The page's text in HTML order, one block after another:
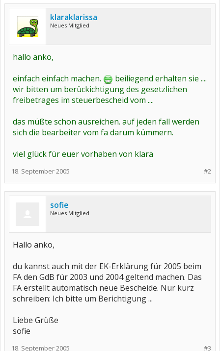
klaraklarissa
Neues Mitglied
hallo anko,
einfach einfach machen.
beiliegend erhalten sie ....
wir bitten um berückichtigung des gesetzlichen
freibetrages im steuerbescheid vom ....
das müßte schon ausreichen. auf jeden fall werden
sich die bearbeiter vom fa darum kümmern.
viel glück für euer vorhaben von klara
#2
18. September 2005
sofie
Neues Mitglied
Hallo anko,
du kannst auch mit der EK-Erklärung für 2005 beim
FA den GdB für 2003 und 2004 geltend machen. Das
FA erstellt automatisch neue Bescheide. Nur kurz
schreiben: Ich bitte um Berichtigung ...
Liebe Grüße
sofie
#3
18. September 2005